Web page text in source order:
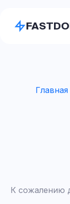
Главная
К сожалению